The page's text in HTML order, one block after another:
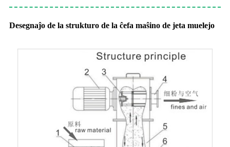
Desegnaĵo de la strukturo de la ĉefa maŝino de jeta muelejo